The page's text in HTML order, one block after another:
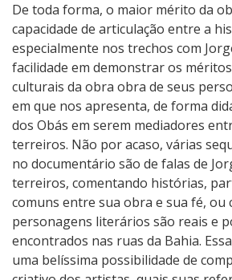
De toda forma, o maior mérito da
capacidade de articulação entre a
especialmente nos trechos com
facilidade em demonstrar os
culturais da obra obra de seus
em que nos apresenta, de forma
dos Obás em serem mediadores
terreiros. Não por acaso, várias
no documentário são de falas de
terreiros, comentando histórias,
comuns entre sua obra e sua fé, ou
personagens literários são reais e
encontrados nas ruas da Bahia.
uma belíssima possibilidade de